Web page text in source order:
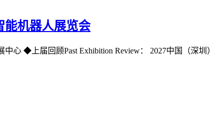
能机器人展览会
◆上届回顾Past Exhibition Review： 2027中国（深